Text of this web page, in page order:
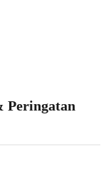
Peringatan